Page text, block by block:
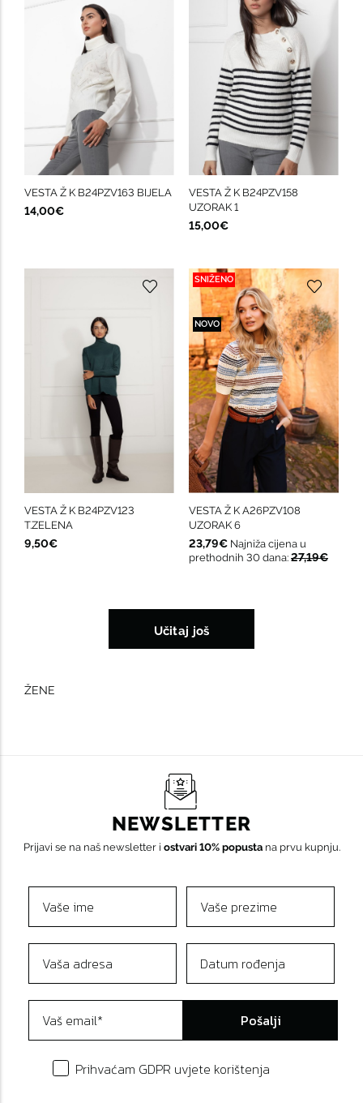
VESTA Ž K B24PZV163 BIJELA
14,00€
VESTA Ž K B24PZV158
UZORAK 1
15,00€
VESTA Ž K B24PZV123
T.ZELENA
9,50€
SNIŽENO
NOVO
VESTA Ž K A26PZV108
UZORAK 6
23,79€ Najniža cijena u
prethodnih 30 dana: 27,19€
Učitaj još
ŽENE
NEWSLETTER
Prijavi se na naš newsletter i ostvari 10% popustana prvu kupnju.
Pošalji
Prihvaćam GDPR uvjete korištenja